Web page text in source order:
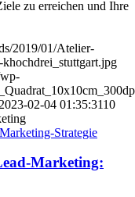
zu erreichen und Ihre
2019/01/Atelier-
2023-02-04 01:35:3110
Marketing: